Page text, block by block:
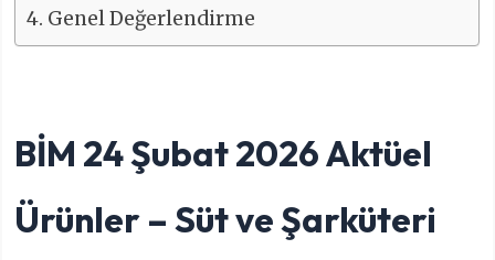
Genel Değerlendirme
BİM 24 Şubat 2026 Aktüel
Ürünler – Süt ve Şarküteri